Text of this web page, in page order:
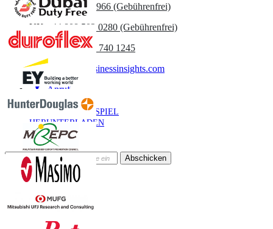
US+1 833 909 2966 (Gebührenfrei)
UK
+44 808 502 0280 (Gebührenfrei)
(APAC) +91 744 740 1245
sales@fortunebusinessinsights.com
Anruf
E-Mail
BEISPIEL
HERUNTERLADEN
Newsletter abonnieren
Abschicken
Online-Vertrauen